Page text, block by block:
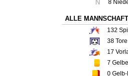
N 8
ALLE
132
38 Tore
17
7
0